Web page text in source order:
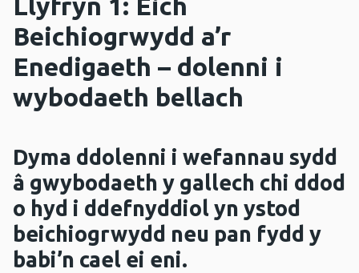
Llyfryn 1: Eich
Beichiogrwydd a’r
Enedigaeth – dolenni i
wybodaeth bellach
Dyma ddolenni i wefannau sydd
â gwybodaeth y gallech chi ddod
o hyd i ddefnyddiol yn ystod
beichiogrwydd neu pan fydd y
babi’n cael ei eni.